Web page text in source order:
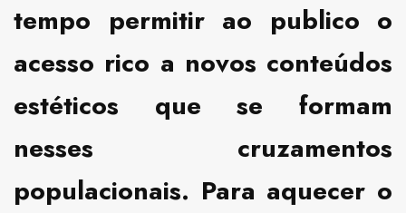
tempo permitir ao publico o
acesso rico a novos conteúdos
estéticos que se formam
nesses cruzamentos
populacionais. Para aquecer o